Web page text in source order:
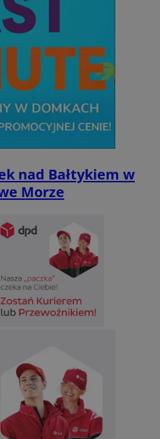
nad Bałtykiem w
Morze